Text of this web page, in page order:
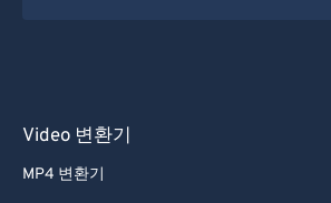
Video 변환기
MP4 변환기